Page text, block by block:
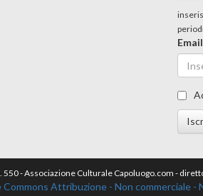
Email
- Associazione Culturale Capoluogo.com -
Commons Attribuzione - Non commerciale -